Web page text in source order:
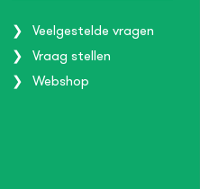
Veelgestelde vragen
Vraag stellen
Webshop